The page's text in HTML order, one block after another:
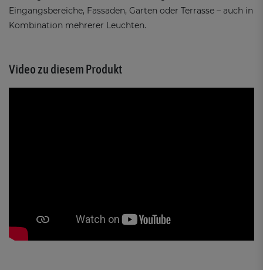
Eingangsbereiche, Fassaden, Garten oder Terrasse – auch in
Kombination mehrerer Leuchten.
Video zu diesem Produkt